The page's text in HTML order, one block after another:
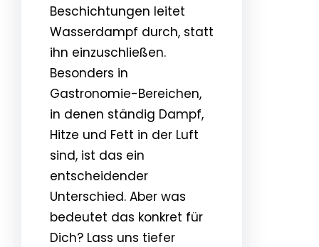
Beschichtungen leitet
Wasserdampf durch, statt
ihn einzuschließen.
Besonders in
Gastronomie-Bereichen,
in denen ständig Dampf,
Hitze und Fett in der Luft
sind, ist das ein
entscheidender
Unterschied. Aber was
bedeutet das konkret für
Dich? Lass uns tiefer